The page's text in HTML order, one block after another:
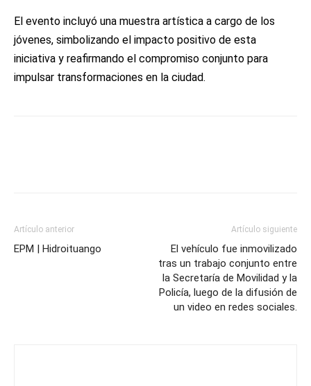
El evento incluyó una muestra artística a cargo de los
jóvenes, simbolizando el impacto positivo de esta
iniciativa y reafirmando el compromiso conjunto para
impulsar transformaciones en la ciudad.
Artículo anterior
EPM | Hidroituango
Artículo siguiente
El vehículo fue inmovilizado
tras un trabajo conjunto entre
la Secretaría de Movilidad y la
Policía, luego de la difusión de
un video en redes sociales.